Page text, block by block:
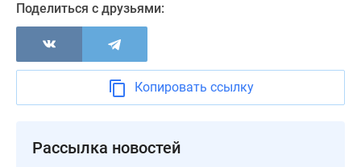
бизнес-
класса
Рассрочка
Траншевая
Дома
коттеджи
Поделиться с друзьями:
Копировать ссылку
Рассылка новостей